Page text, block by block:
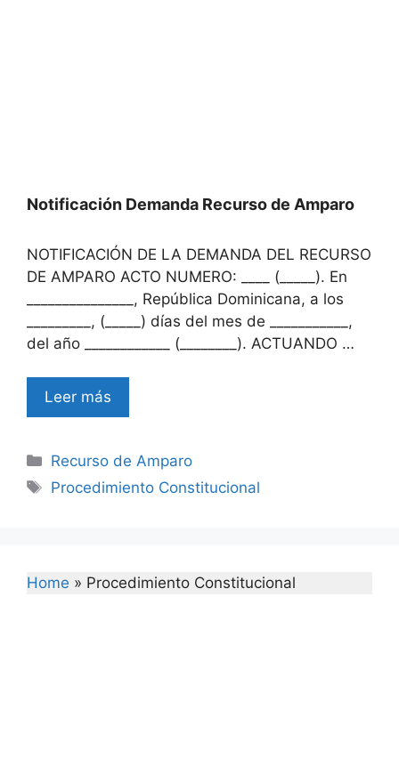
Notificación Demanda Recurso de Amparo
NOTIFICACIÓN DE LA DEMANDA DEL RECURSO
DE AMPARO ACTO NUMERO: ____ (_____). En
_______________, República Dominicana, a los
_________, (_____) días del mes de ___________,
del año ____________ (________). ACTUANDO …
Leer más
Categories
Recurso de Amparo
Tags
Procedimiento Constitucional
Home » Procedimiento Constitucional